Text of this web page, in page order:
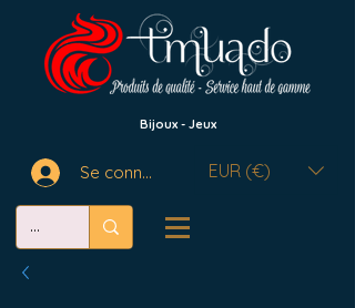
Bijoux - Jeux
Se connecter EUR (€)